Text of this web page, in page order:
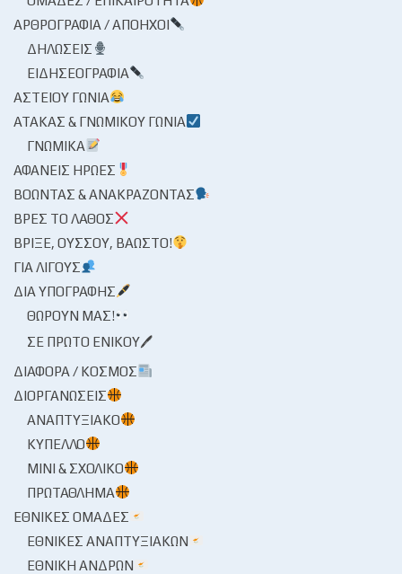
ΑΡΘΡΟΓΡΑΦΊΑ / ΑΠΌΗΧΟΙ
ΔΗΛΏΣΕΙΣ
ΕΙΔΗΣΕΟΓΡΑΦΊΑ
ΑΣΤΕΊΟΥ ΓΩΝΊΑ
ΑΤΆΚΑΣ & ΓΝΩΜΙΚΟΎ ΓΩΝΊΑ
ΓΝΩΜΙΚΆ
ΑΦΑΝΕΊΣ ΉΡΩΕΣ
ΒΟΏΝΤΑΣ & ΑΝΑΚΡΆΖΟΝΤΑΣ
ΒΡΕΣ ΤΟ ΛΆΘΟΣ
ΒΡΊΞΕ, ΟΎΣΣΟΥ, ΒΆΩΣΤΟ!
ΓΙΑ ΛΊΓΟΥΣ
ΔΙΑ ΥΠΟΓΡΑΦΉΣ
ΘΩΡΟΎΝ ΜΑΣ!
ΣΕ ΠΡΏΤΟ ΕΝΙΚΟΎ🖊
ΔΙΆΦΟΡΑ / ΚΌΣΜΟΣ
ΔΙΟΡΓΑΝΏΣΕΙΣ
ΑΝΑΠΤΥΞΙΑΚΌ
ΚΎΠΕΛΛΟ
ΜΊΝΙ & ΣΧΟΛΙΚΌ
ΠΡΩΤΆΘΛΗΜΑ
ΕΘΝΙΚΈΣ ΟΜΆΔΕΣ
ΕΘΝΙΚΈΣ ΑΝΑΠΤΥΞΙΑΚΏΝ
ΕΘΝΙΚΉ ΑΝΔΡΏΝ